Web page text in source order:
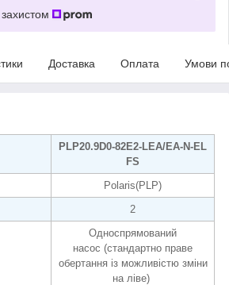
Доставка Оплата Умови
PLP20.9D0-82E2-LEA/EA-N-EL
FS
Polaris(PLP)
2
Односпрямований
насос (стандартно праве
обертання із можливістю зміни
на ліве)